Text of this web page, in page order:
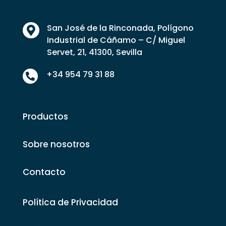

San José de la Rinconada, Polígono
Industrial de Cáñamo – C/ Miguel
Servet, 21, 41300, Sevilla
 +34 954 79 31 88
Productos
Sobre nosotros
Contacto
Política de Privacidad